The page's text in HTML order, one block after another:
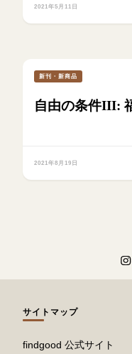
2021年5月11日
新刊・新商品
自由の条件III:
2021年8月19日
サイトマップ
findgood 公式サイト